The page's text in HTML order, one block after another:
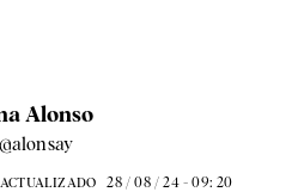
Alonso
@alonsay
ACTUALIZADO 28 / 08 / 24 - 09: 20